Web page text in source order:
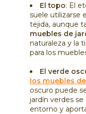
El topo: El
suele utilizarse
tejida, aunque
muebles de
naturaleza y la
para los
El verde
los muebles
oscuro puede
jardín verdes
entorno y